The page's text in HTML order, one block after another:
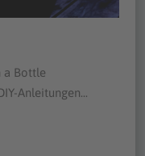
a Bottle
Anleitungen...